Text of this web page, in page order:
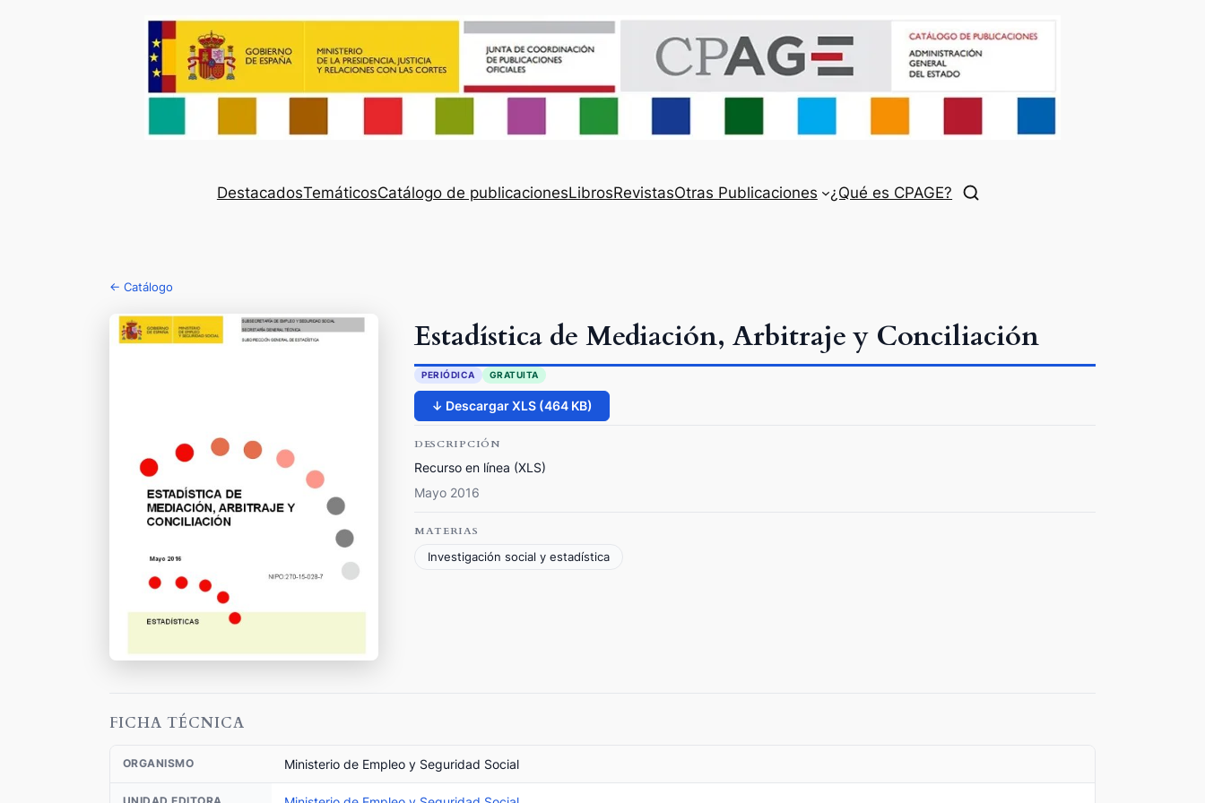
DestacadosTemáticosCatálogo de publicacionesLibrosRevistasOtras Publicaciones ¿Qué es CPAGE?
← Catálogo
Estadística de Mediación, Arbitraje y Conciliación
PERIÓDICA GRATUITA
↓ Descargar XLS (464 KB)
DESCRIPCIÓN
Recurso en línea (XLS)
Mayo 2016
MATERIAS
Investigación social y estadística
FICHA TÉCNICA
ORGANISMO Ministerio de Empleo y Seguridad Social